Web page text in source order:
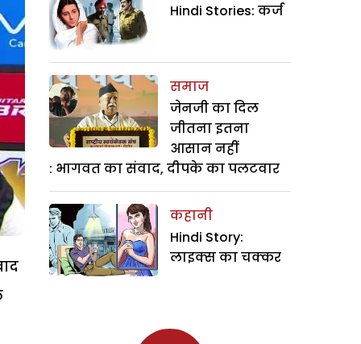
Hindi Stories: कर्ज
समाज
जेनजी का दिल
जीतना इतना
आसान नहीं
: भागवत का संवाद, दीपके का पलटवार
कहानी
Hindi Story:
लाइक्स का चक्कर